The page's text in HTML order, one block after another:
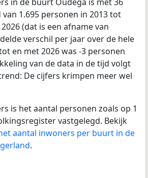
1.695 personen in 2013 tot
(dat is een afname van
verschil per jaar over de hele
en met 2026 was -3 personen
van de data in de tijd volgt
De cijfers krimpen meer wel
is het aantal personen zoals op 1
vastgelegd. Bekijk
aantal inwoners per buurt in de
.